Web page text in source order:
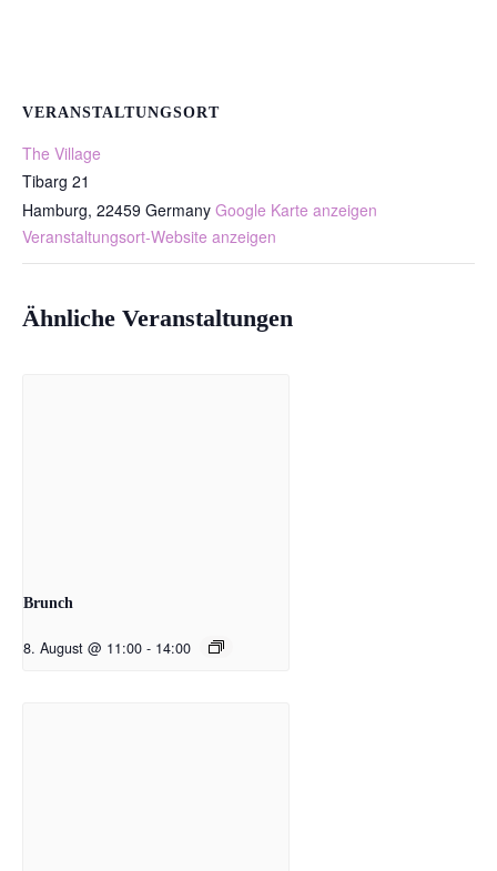
VERANSTALTUNGSORT
The Village
Tibarg 21
Hamburg, 22459 Germany Google Karte anzeigen
Veranstaltungsort-Website anzeigen
Ähnliche Veranstaltungen
Brunch
8. August @ 11:00 - 14:00